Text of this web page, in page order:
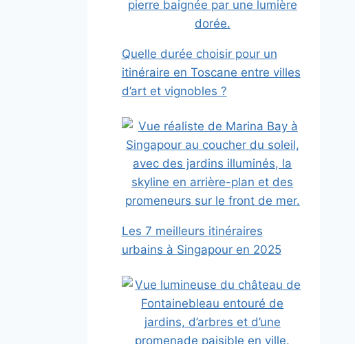
Quelle durée choisir pour un
itinéraire en Toscane entre villes
d’art et vignobles ?
Les 7 meilleurs itinéraires
urbains à Singapour en 2025